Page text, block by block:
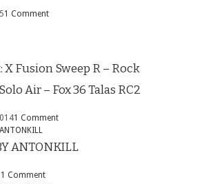
1 Comment
X Fusion Sweep R – Rock
Air – Fox 36 Talas RC2
1 Comment
ANTONKILL
1 Comment